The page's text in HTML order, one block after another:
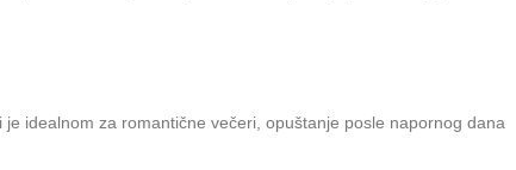
idealnom za romantične večeri, opuštanje posle napornog dana